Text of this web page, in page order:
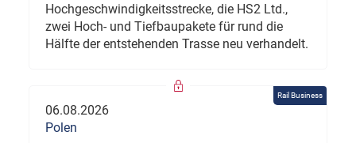
Hochgeschwindigkeitsstrecke, die HS2 Ltd.,
zwei Hoch- und Tiefbaupakete für rund die
Hälfte der entstehenden Trasse neu verhandelt.
Rail Business
06.08.2026
Polen